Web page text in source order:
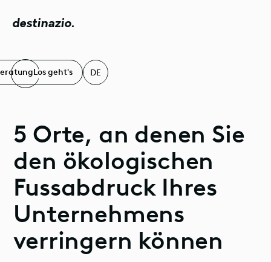
destinazio.
Los geht's DE
5 Orte, an denen Sie
den ökologischen
Fussabdruck Ihres
Unternehmens
verringern können